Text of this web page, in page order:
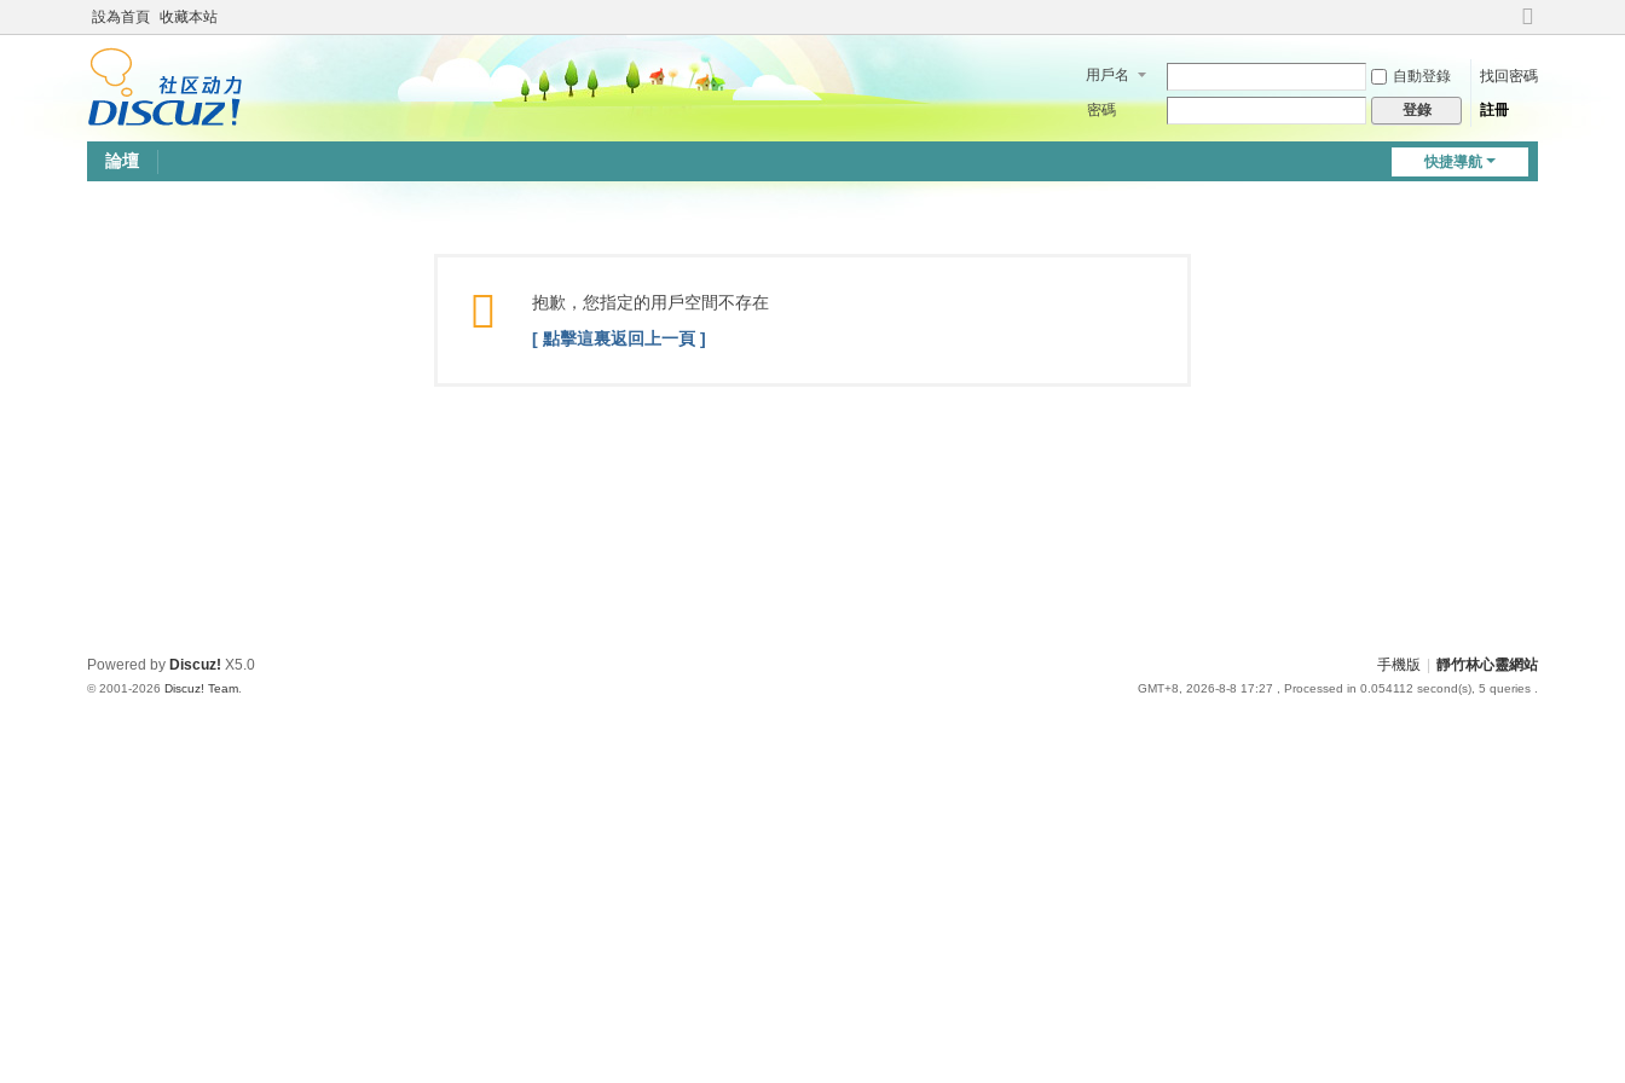
設為首頁 收藏本站
切
到
用戶名 自動登錄
找回密碼
密碼
登錄 註冊
快捷導航
論壇
抱歉，您指定的用戶空間不存在
[ 點擊這裏返回上一頁 ]
手機版 靜竹林心靈網站
GMT+8, 2026-8-8 17:27 , Processed in 0.054112 second(s), 5 queries .
Powered by Discuz! X5.0
© 2001-2026 Discuz! Team